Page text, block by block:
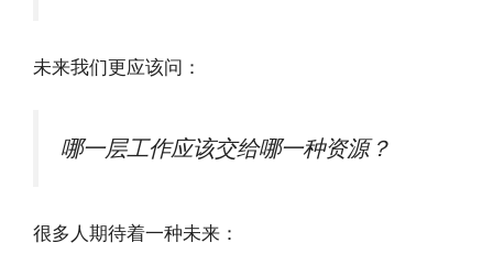
未来我们更应该问：
哪一层工作应该交给哪一种资源？
很多人期待着一种未来：